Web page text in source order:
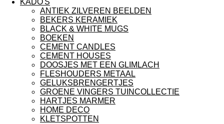
KADO'S
ANTIEK ZILVEREN BEELDEN
BEKERS KERAMIEK
BLACK & WHITE MUGS
BOEKEN
CEMENT CANDLES
CEMENT HOUSES
DOOSJES MET EEN GLIMLACH
FLESHOUDERS METAAL
GELUKSBRENGERTJES
GROENE VINGERS TUINCOLLECTIE
HARTJES MARMER
HOME DECO
KLETSPOTTEN